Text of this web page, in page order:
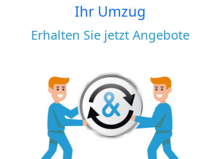
Ihr Umzug
Erhalten Sie jetzt Angebote